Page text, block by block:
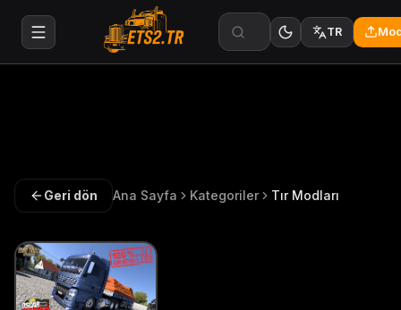
TR
Geri dön Ana Sayfa Kategoriler Tır Modları